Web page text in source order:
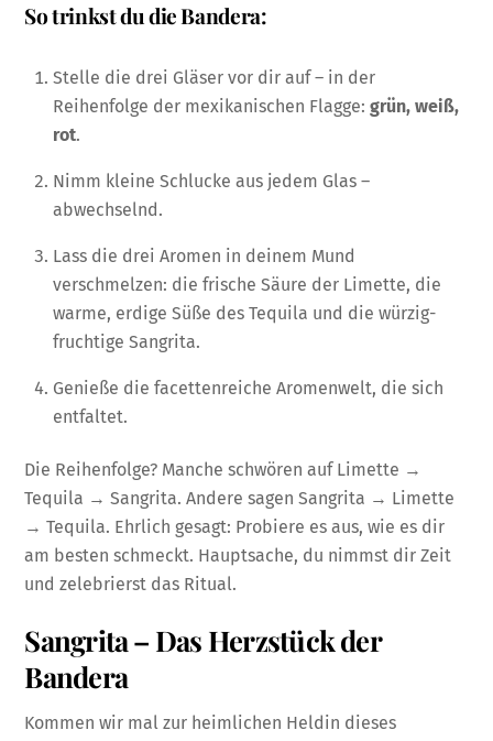
So trinkst du die Bandera:
Stelle die drei Gläser vor dir auf – in der
Reihenfolge der mexikanischen Flagge: grün, weiß,
rot.
Nimm kleine Schlucke aus jedem Glas –
abwechselnd.
Lass die drei Aromen in deinem Mund
verschmelzen: die frische Säure der Limette, die
warme, erdige Süße des Tequila und die würzig-
fruchtige Sangrita.
Genieße die facettenreiche Aromenwelt, die sich
entfaltet.
Die Reihenfolge? Manche schwören auf Limette →
Tequila → Sangrita. Andere sagen Sangrita → Limette
→ Tequila. Ehrlich gesagt: Probiere es aus, wie es dir
am besten schmeckt. Hauptsache, du nimmst dir Zeit
und zelebrierst das Ritual.
Sangrita – Das Herzstück der
Bandera
Kommen wir mal zur heimlichen Heldin dieses